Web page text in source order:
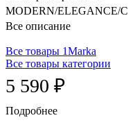
MODERN/ELEGANCE/
Все описание
Все товары 1Marka
Все товары категории
5 590 ₽
Подробнее